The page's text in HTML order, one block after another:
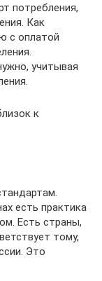
потребления,
Как
с оплатой
учитывая
к
есть практика
Есть страны,
тому,
Это